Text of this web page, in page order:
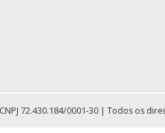
72.430.184/0001-30 | Todos os